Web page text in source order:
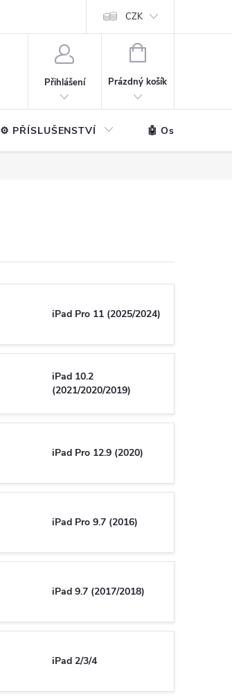
CZK
Přihlášení
NÁKUPNÍ
Prázdný košík
⚙️ PŘÍSLUŠENSTVÍ 🤖 Ostatní
iPad Pro 11 (2025/2024)
iPad 10.2
(2021/2020/2019)
iPad Pro 12.9 (2020)
iPad Pro 9.7 (2016)
iPad 9.7 (2017/2018)
iPad 2/3/4